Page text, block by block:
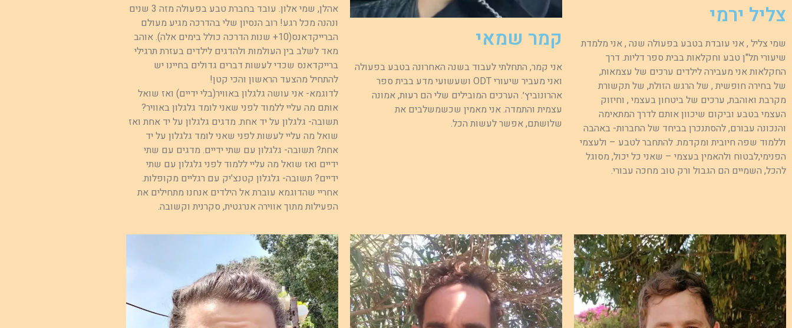
צליל ירמי
שמי צליל , אני עובדת בטבע בפעולה שנה , אני מלמדת
שיעורי תל"ן טבע וחקלאות בבית ספר דליות. דרך
החקלאות אני מעבירה לילדים ערכים של עצמאות,
של בחירה חופשית , של הרגש הזולת, של תקשורת
מקרבת ואוהבת, ערכים של ביטחון בעצמי , וחיזוק
העצמי בטבע וביקום שיכוון אותם לדרך המתאימה
והנכונה עבורם, להסתנכרן בביחד של החברות- באהבה
וללמוד שפה חיובית ומקדמת. להתחבר לטבע – ולעצמי
הפנימי,לבטוח ולהאמין בעצמי – שאני כל יכול, מסוגל
להכל, השמיים הם הגבול ורק טוב מחכה עבורי.
קמר שמאי
אני קמר, התחלתי לעבוד בשנה האחרונה בטבע בפעולה
ואני מעביר שיעורי ODT ושעשועי מדע בבית ספר
אהרונוביץ׳. הערכים המובילים שלי הם רעות, אמונה
עצמית והתמדה. אני מאמין שכשמשלבים את
שלושתם, אפשר לעשות הכל.
אהלן, שמי אלון. עובד בחברת טבע בפעולה מזה 3 שנים
ונהנה מכל רגע! רוב הנסיון שלי בהדרכה מגיע מעולם
הברייקדאנס(10+ שנות הדרכה כולל בימים אלה). אוהב
מאד לשלב בין העולמות ולהדגים לילדים בעזרת תרגילי
ברייקדאנס שכדי לעשות דברים גדולים בחיינו יש
להתחיל מהצעד הראשון והכי קטן!
לדוגמא- אני עושה גלגלון באוויר(בלי ידיים) ואז שואל
אותם מה עליי ללמוד לפני שאני לומד גלגלון באוויר?
תשובה- גלגלון על יד אחת. מדגים גלגלון על יד אחת ואז
שואל מה עליי לעשות לפני שאני לומד גלגלון על יד
אחת? תשובה- גלגלון עם שתי ידיים. מדגים עם שתי
ידיים ואז שואל מה עליי ללמוד לפני גלגלון עם שתי
ידיים? תשובה- גלגלון קטנצ'יק עם רגליים מקופלות.
אחריי שהדוגמא עוברת אל הילדים אנחנו מתחילים את
הפעילות מתוך אווירה אנרגטית, סקרנית וקשובה.